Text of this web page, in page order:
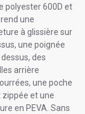
polyester 600D et
une
à glissière sur
une poignée
des
arrière
une poche
zippée et une
en PEVA. Sans